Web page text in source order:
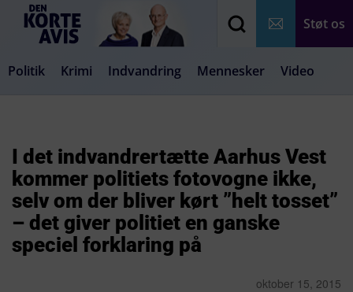
Støt os
Politik Krimi Indvandring Mennesker Video
I det indvandrertætte Aarhus Vest
kommer politiets fotovogne ikke,
selv om der bliver kørt ”helt tosset”
– det giver politiet en ganske
speciel forklaring på
oktober 15, 2015